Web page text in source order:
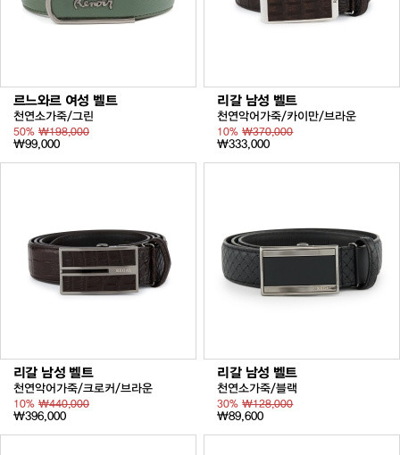
르느와르 여성 벨트
천연소가죽/그린
50% ₩198,000
₩99,000
리갈 남성 벨트
천연악어가죽/카이만/브라운
10%₩370,000
₩333,000
리갈 남성 벨트
천연악어가죽/크로커/브라운
10% ₩440,000
₩396,000
리갈 남성 벨트
천연소가죽/블랙
30%₩128,000
₩89,600